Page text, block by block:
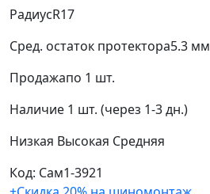
РадиусR17
Сред. остаток протектора5.3 мм
Продажапо 1 шт.
Наличие 1 шт. (через 1-3 дн.)
Низкая Высокая Средняя
Код: Сам1-3921